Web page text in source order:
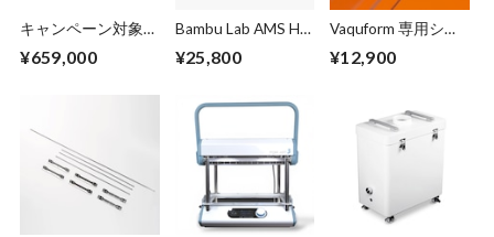
キャンペーン対象
II - 2
¥659,000
Bambu Lab AMS HT
システム
¥25,800
Vaquform 専用シー
¥12,900